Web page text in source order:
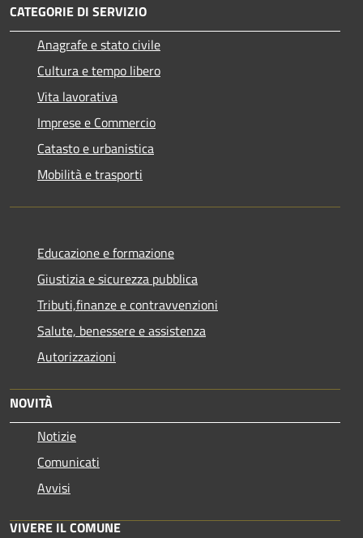
CATEGORIE DI SERVIZIO
Anagrafe e stato civile
Cultura e tempo libero
Vita lavorativa
Imprese e Commercio
Catasto e urbanistica
Mobilità e trasporti
Educazione e formazione
Giustizia e sicurezza pubblica
Tributi,finanze e contravvenzioni
Salute, benessere e assistenza
Autorizzazioni
NOVITÀ
Notizie
Comunicati
Avvisi
VIVERE IL COMUNE